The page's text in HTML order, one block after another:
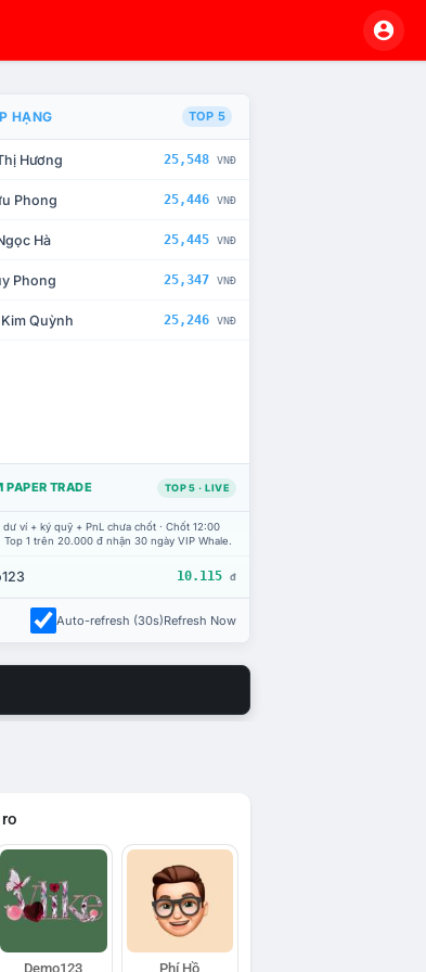
XỬ LÝ VI PHẠM
HẠNG TOP 5
Hương 25,548 VNĐ
Phong 25,446 VNĐ
Hà 25,445 VNĐ
Phong 25,347 VNĐ
Quỳnh 25,246 VNĐ
PAPER TRADE TOP 5 · LIVE
ví + ký quỹ + PnL chưa chốt · Chốt 12:00
Top 1 trên 20.000 đ nhận 30 ngày VIP Whale.
10.115 đ
Auto-refresh (30s)Refresh Now
Demo123 Phí Hồ